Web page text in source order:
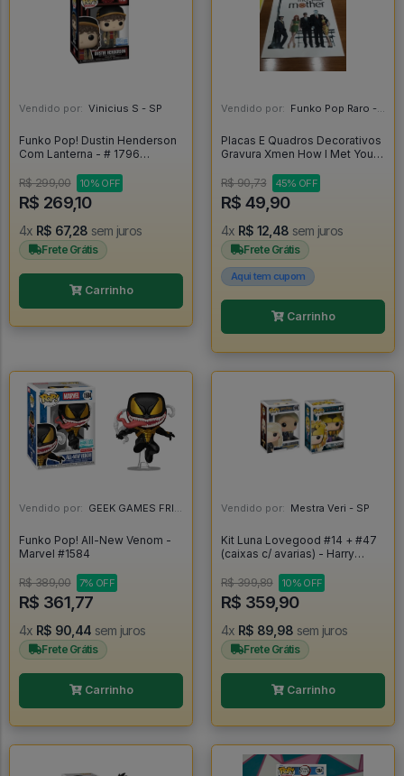
Vendido por: Vinicius S - SP
Funko Pop! Dustin Henderson
Com Lanterna - # 1796
Things #1
R$ 299,00 10% OFF
R$ 269,10
4x R$ 67,28 sem juros
Frete Grátis
Carrinho
Vendido por: Funko Pop Raro - SP
Placas E Quadros Decorativos
Gravura Xmen How I Met Your
R$ 90,73
45% OFF
R$ 49,90
4x R$ 12,48 sem juros
Frete Grátis
Aqui tem cupom
Carrinho
Vendido por: GEEK GAMES FRIEND - RJ
Funko Pop! All-New Venom -
Marvel #1584
R$ 389,00 7% OFF
R$ 361,77
4x R$ 90,44 sem juros
Frete Grátis
Carrinho
Vendido por: Mestra Veri - SP
Kit Luna Lovegood #14 + #47
(caixas c/ avarias) - Harry
R$ 399,89
10% OFF
R$ 359,90
4x R$ 89,98 sem juros
Frete Grátis
Carrinho